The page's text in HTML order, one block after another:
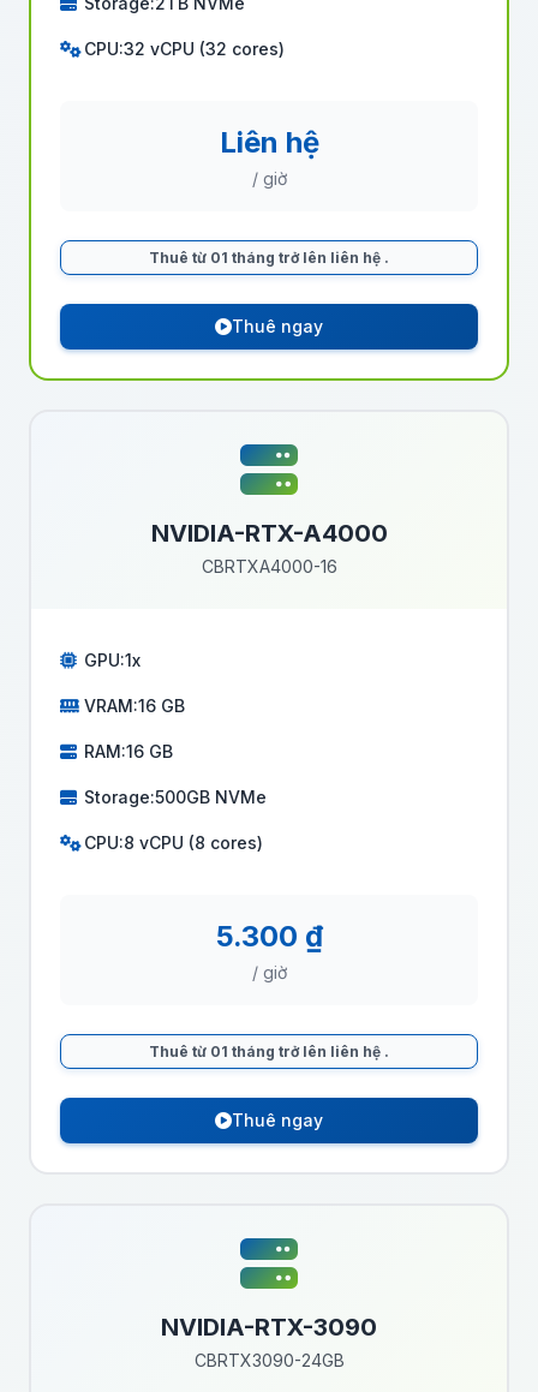
CPU:32 vCPU (32 cores)
Liên hệ
/ giờ
Thuê từ 01 tháng trở lên liên hệ .
Thuê ngay
NVIDIA-RTX-A4000
CBRTXA4000-16
GPU:1x
VRAM:16 GB
RAM:16 GB
Storage:500GB NVMe
CPU:8 vCPU (8 cores)
5.300 ₫
/ giờ
Thuê từ 01 tháng trở lên liên hệ .
Thuê ngay
NVIDIA-RTX-3090
CBRTX3090-24GB